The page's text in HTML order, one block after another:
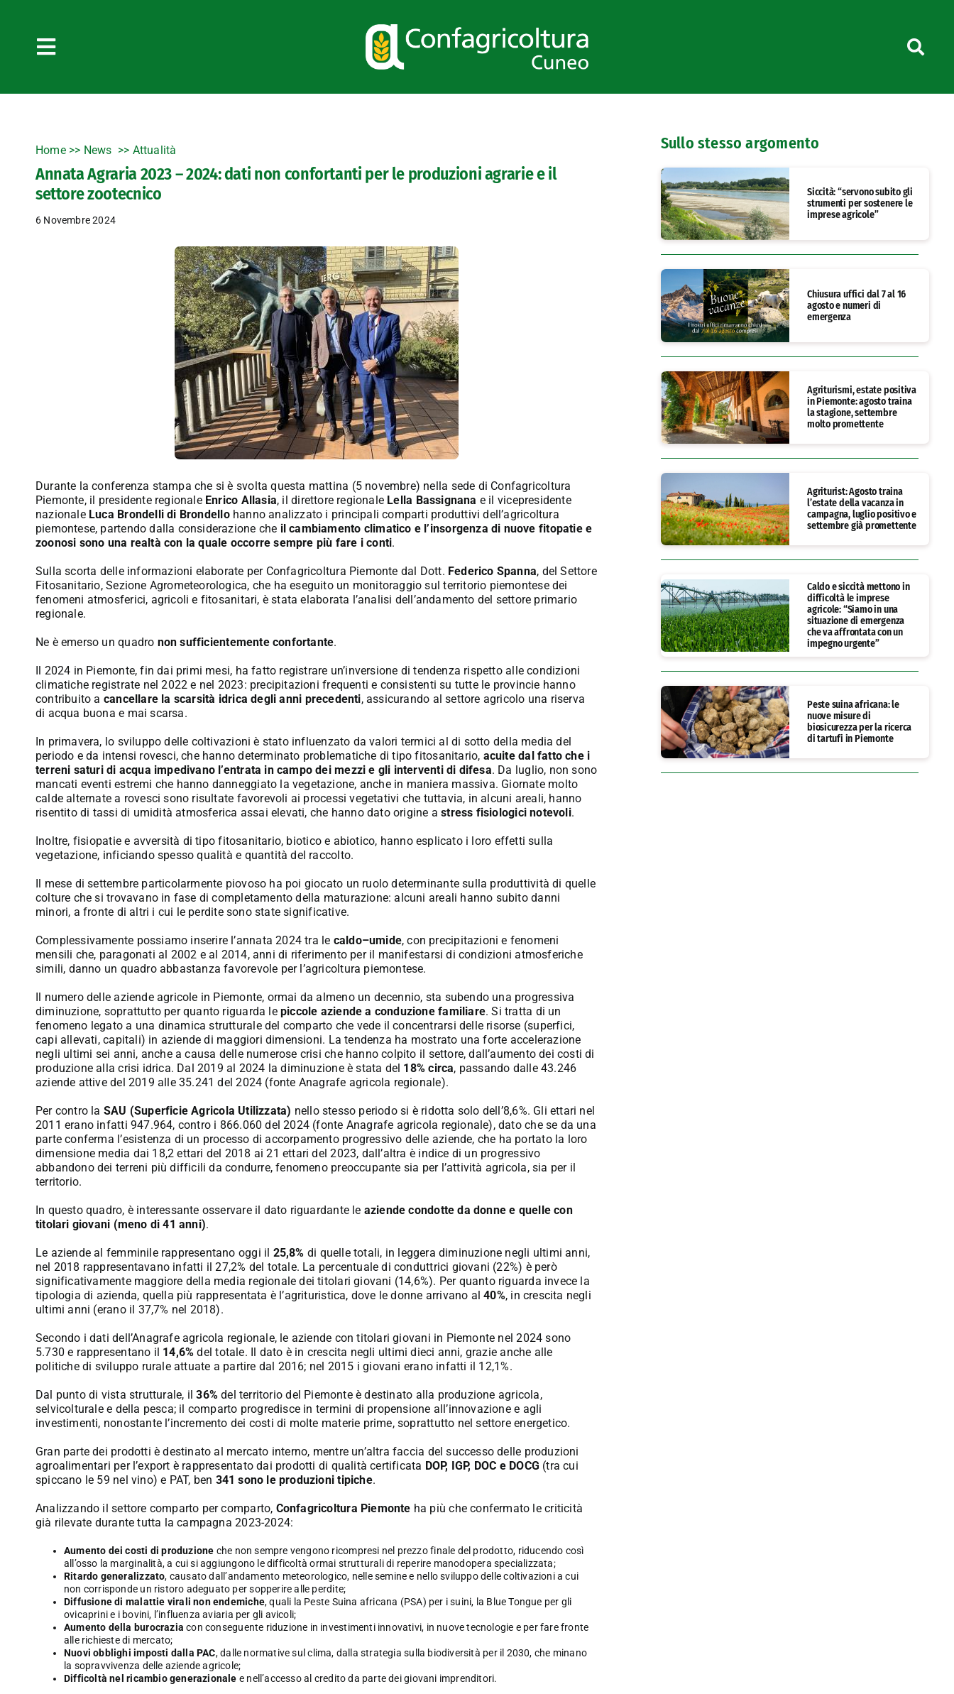
Toggle
Home>> News Attualità
Annata Agraria 2023 – 2024: dati non confortanti per le produzioni agrarie e il
settore zootecnico
6 Novembre 2024
Durante la conferenza stampa che si è svolta questa mattina (5 novembre) nella sede di Confagricoltura
Piemonte, il presidente regionale Enrico Allasia, il direttore regionale Lella Bassignana e il vicepresidente
nazionale Luca Brondelli di Brondellohanno analizzato i principali comparti produttivi dell’agricoltura
piemontese, partendo dalla considerazione che il cambiamento climatico e l’insorgenza di nuove fitopatie e
zoonosi sono una realtà con la quale occorre sempre più fare i conti.
Sulla scorta delle informazioni elaborate per Confagricoltura Piemonte dal Dott. Federico Spanna, del Settore
Fitosanitario, Sezione Agrometeorologica, che ha eseguito un monitoraggio sul territorio piemontese dei
fenomeni atmosferici, agricoli e fitosanitari, è stata elaborata l’analisi dell’andamento del settore primario
regionale.
Ne è emerso un quadro non sufficientemente confortante.
Il 2024 in Piemonte, fin dai primi mesi, ha fatto registrare un’inversione di tendenza rispetto alle condizioni
climatiche registrate nel 2022 e nel 2023: precipitazioni frequenti e consistenti su tutte le provincie hanno
contribuito a cancellare la scarsità idrica degli anni precedenti, assicurando al settore agricolo una riserva
di acqua buona e mai scarsa.
In primavera, lo sviluppo delle coltivazioni è stato influenzato da valori termici al di sotto della media del
periodo e da intensi rovesci, che hanno determinato problematiche di tipo fitosanitario, acuite dal fatto che i
terreni saturi di acqua impedivano l’entrata in campo dei mezzi e gli interventi di difesa. Da luglio, non sono
mancati eventi estremi che hanno danneggiato la vegetazione, anche in maniera massiva. Giornate molto
calde alternate a rovesci sono risultate favorevoli ai processi vegetativi che tuttavia, in alcuni areali, hanno
risentito di tassi di umidità atmosferica assai elevati, che hanno dato origine astress fisiologici notevoli.
Inoltre, fisiopatie e avversità di tipo fitosanitario, biotico e abiotico, hanno esplicato i loro effetti sulla
vegetazione, inficiando spesso qualità e quantità del raccolto.
Il mese di settembre particolarmente piovoso ha poi giocato un ruolo determinante sulla produttività di quelle
colture che si trovavano in fase di completamento della maturazione: alcuni areali hanno subito danni
minori, a fronte di altri i cui le perdite sono state significative.
Complessivamente possiamo inserire l’annata 2024 tra le caldo–umide, con precipitazioni e fenomeni
mensili che, paragonati al 2002 e al 2014, anni di riferimento per il manifestarsi di condizioni atmosferiche
simili, danno un quadro abbastanza favorevole per l’agricoltura piemontese.
Il numero delle aziende agricole in Piemonte, ormai da almeno un decennio, sta subendo una progressiva
diminuzione, soprattutto per quanto riguarda lepiccole aziende a conduzione familiare. Si tratta di un
fenomeno legato a una dinamica strutturale del comparto che vede il concentrarsi delle risorse (superfici,
capi allevati, capitali) in aziende di maggiori dimensioni. La tendenza ha mostrato una forte accelerazione
negli ultimi sei anni, anche a causa delle numerose crisi che hanno colpito il settore, dall’aumento dei costi di
produzione alla crisi idrica. Dal 2019 al 2024 la diminuzione è stata del 18% circa, passando dalle 43.246
aziende attive del 2019 alle 35.241 del 2024 (fonte Anagrafe agricola regionale).
Per contro la SAU (Superficie Agricola Utilizzata) nello stesso periodo si è ridotta solo dell’8,6%. Gli ettari nel
2011 erano infatti 947.964, contro i 866.060 del 2024 (fonte Anagrafe agricola regionale), dato che se da una
parte conferma l’esistenza di un processo di accorpamento progressivo delle aziende, che ha portato la loro
dimensione media dai 18,2 ettari del 2018 ai 21 ettari del 2023, dall’altra è indice di un progressivo
abbandono dei terreni più difficili da condurre, fenomeno preoccupante sia per l’attività agricola, sia per il
territorio.
In questo quadro, è interessante osservare il dato riguardante le aziende condotte da donne e quelle con
titolari giovani (meno di 41 anni).
Le aziende al femminile rappresentano oggi il 25,8% di quelle totali, in leggera diminuzione negli ultimi anni,
nel 2018 rappresentavano infatti il 27,2% del totale. La percentuale di conduttrici giovani (22%) è però
significativamente maggiore della media regionale dei titolari giovani (14,6%). Per quanto riguarda invece la
tipologia di azienda, quella più rappresentata è l’agrituristica, dove le donne arrivano al40%, in crescita negli
ultimi anni (erano il 37,7% nel 2018).
Secondo i dati dell’Anagrafe agricola regionale, le aziende con titolari giovani in Piemonte nel 2024 sono
5.730 e rappresentano il 14,6% del totale. Il dato è in crescita negli ultimi dieci anni, grazie anche alle
politiche di sviluppo rurale attuate a partire dal 2016; nel 2015 i giovani erano infatti il 12,1%.
Dal punto di vista strutturale, il36%del territorio del Piemonte è destinato alla produzione agricola,
selvicolturale e della pesca; il comparto progredisce in termini di propensione all’innovazione e agli
investimenti, nonostante l’incremento dei costi di molte materie prime, soprattutto nel settore energetico.
Gran parte dei prodotti è destinato al mercato interno, mentre un’altra faccia del successo delle produzioni
agroalimentari per l’export è rappresentato dai prodotti di qualità certificata DOP, IGP, DOC e DOCG (tra cui
spiccano le 59 nel vino) e PAT, ben 341 sono le produzioni tipiche.
Analizzando il settore comparto per comparto, Confagricoltura Piemonte ha più che confermato le criticità
già rilevate durante tutta la campagna 2023-2024:
Aumento dei costi di produzione che non sempre vengono ricompresi nel prezzo finale del prodotto, riducendo così
all’osso la marginalità, a cui si aggiungono le difficoltà ormai strutturali di reperire manodopera specializzata;
Ritardo generalizzato, causato dall’andamento meteorologico, nelle semine e nello sviluppo delle coltivazioni a cui
non corrisponde un ristoro adeguato per sopperire alle perdite;
Diffusione di malattie virali non endemiche, quali la Peste Suina africana (PSA) per i suini, la Blue Tongue per gli
ovicaprini e i bovini, l’influenza aviaria per gli avicoli;
Aumento della burocrazia con conseguente riduzione in investimenti innovativi, in nuove tecnologie e per fare fronte
alle richieste di mercato;
Nuovi obblighi imposti dalla PAC, dalle normative sul clima, dalla strategia sulla biodiversità per il 2030, che minano
la sopravvivenza delle aziende agricole;
Difficoltà nel ricambio generazionale e nell’accesso al credito da parte dei giovani imprenditori.
Sullo stesso argomento
Siccità: “servono subito gli
strumenti per sostenere le
imprese agricole”
Chiusura uffici dal 7 al 16
agosto e numeri di
emergenza
Agriturismi, estate positiva
in Piemonte: agosto traina
la stagione, settembre
molto promettente
Agriturist: Agosto traina
l’estate della vacanza in
campagna, luglio positivo e
settembre già promettente
Caldo e siccità mettono in
difficoltà le imprese
agricole: “Siamo in una
situazione di emergenza
che va affrontata con un
impegno urgente”
Peste suina africana: le
nuove misure di
biosicurezza per la ricerca
di tartufi in Piemonte